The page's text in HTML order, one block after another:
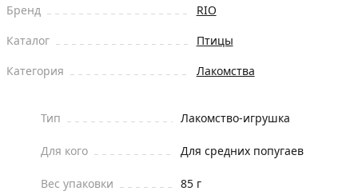
Бренд
RIO
Каталог
Птицы
Категория
Лакомства
Тип Лакомство-игрушка
Для кого Для средних попугаев
Вес упаковки 85 г